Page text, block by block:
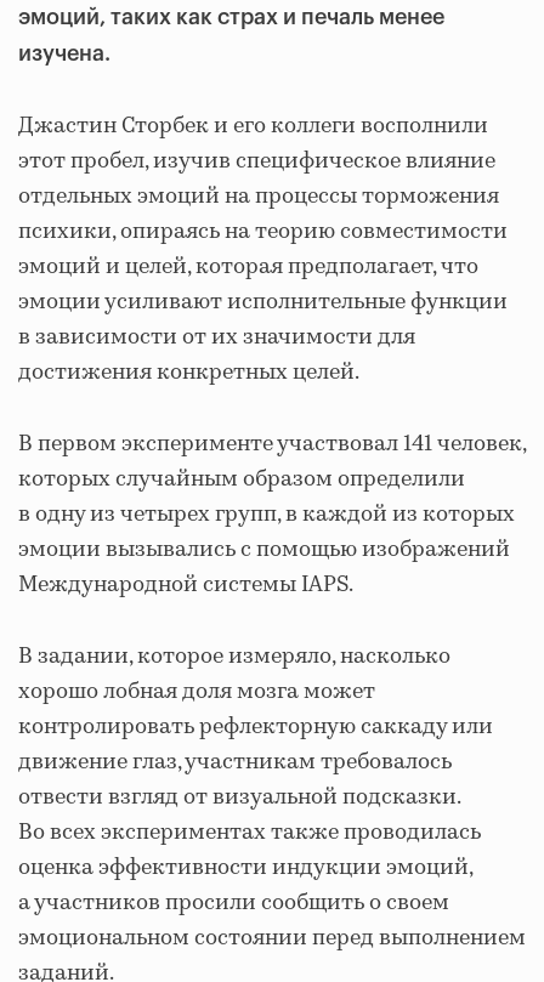
эмоций, таких как страх и печаль менее
изучена.
Джастин Сторбек и его коллеги восполнили
этот пробел, изучив специфическое влияние
отдельных эмоций на процессы торможения
психики, опираясь на теорию совместимости
эмоций и целей, которая предполагает, что
эмоции усиливают исполнительные функции
в зависимости от их значимости для
достижения конкретных целей.
В первом эксперименте участвовал 141 человек,
которых случайным образом определили
в одну из четырех групп, в каждой из которых
эмоции вызывались с помощью изображений
Международной системы IAPS.
В задании, которое измеряло, насколько
хорошо лобная доля мозга может
контролировать рефлекторную саккаду или
движение глаз, участникам требовалось
отвести взгляд от визуальной подсказки.
Во всех экспериментах также проводилась
оценка эффективности индукции эмоций,
а участников просили сообщить о своем
эмоциональном состоянии перед выполнением
заданий.